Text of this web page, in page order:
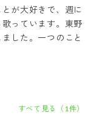
が大好きで、週に
っています。東野
した。一つのこと
すべて見る（ 1件）